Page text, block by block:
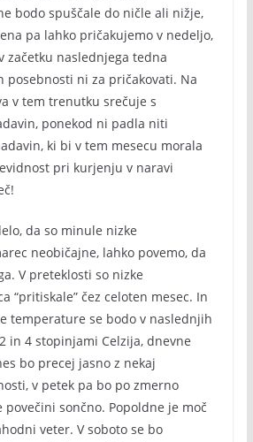
bodo spuščale do ničle ali nižje,
pa lahko pričakujemo v nedeljo,
začetku naslednjega tedna
posebnosti ni za pričakovati. Na
v tem trenutku srečuje s
ponekod ni padla niti
ki bi v tem mesecu morala
pri kurjenju v naravi
da so minule nizke
neobičajne, lahko povemo, da
V preteklosti so nizke
“pritiskale” čez celoten mesec. In
temperature se bodo v naslednjih
in 4 stopinjami Celzija, dnevne
bo precej jasno z nekaj
v petek pa bo po zmerno
sončno. Popoldne je moč
veter. V soboto se bo